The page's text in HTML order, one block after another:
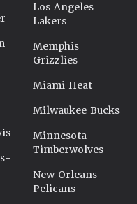
Los Angeles
Lakers
Memphis
Grizzlies
Miami Heat
Milwaukee Bucks
Minnesota
Timberwolves
New Orleans
Pelicans